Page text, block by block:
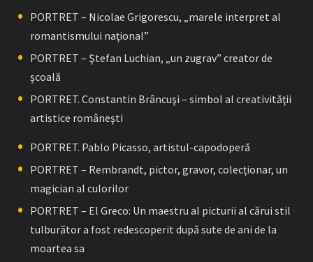
PORTRET – Nicolae Grigorescu, „marele interpret al
romantismului naţional”
PORTRET – Ştefan Luchian, „un zugrav” creator de
școală
PORTRET. Constantin Brâncuşi – simbol al creativităţii
artistice româneşti
PORTRET. Pablo Picasso, artistul-capodoperă
PORTRET – Rembrandt, pictor, gravor, colecţionar, un
magician al culorilor
PORTRET – El Greco: Un maestru al picturii al cărui stil
tulburător a fost redescoperit după sute de ani de la
moartea sa